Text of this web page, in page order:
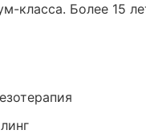
класса. Более 15